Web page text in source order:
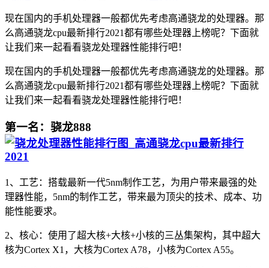
现在国内的手机处理器一般都优先考虑高通骁龙的处理器。那
么高通骁龙cpu最新排行2021都有哪些处理器上榜呢？下面就
让我们来一起看看骁龙处理器性能排行吧！
现在国内的手机处理器一般都优先考虑高通骁龙的处理器。那
么高通骁龙cpu最新排行2021都有哪些处理器上榜呢？下面就
让我们来一起看看骁龙处理器性能排行吧！
第一名：骁龙888
1、工艺：搭载最新一代5nm制作工艺，为用户带来最强的处
理器性能，5nm的制作工艺，带来最为顶尖的技术、成本、功
能性能要求。
2、核心：使用了超大核+大核+小核的三丛集架构，其中超大
核为Cortex X1，大核为Cortex A78，小核为Cortex A55。